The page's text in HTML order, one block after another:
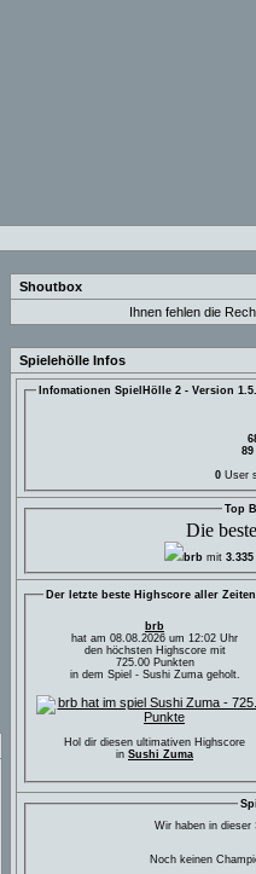
Shoutbox
Ihnen fehlen die
Spielehölle Infos
Infomationen SpielHölle 2 - Version
0 User
Top
Die
brb mit 3.335
Der letzte beste Highscore aller
brb
hat am 08.08.2026 um 12:02 Uhr
den höchsten Highscore mit
725.00 Punkten
in dem Spiel - Sushi Zuma geholt.
Hol dir diesen ultimativen Highscore
in Sushi Zuma
Wir haben in
Noch keinen